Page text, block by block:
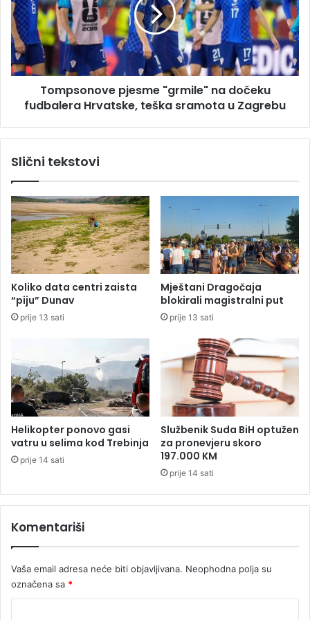
i
6
-
g
o
e
e
v
o
j
č
i
c
s
o
n
o
v
m
g
r
m
i
l
"
a
č
e
k
u
l
r
r
v
a
Tompsonove pjesme "grmile" na dočeku
fudbalera Hrvatske, teška sramota u Zagrebu
Slični tekstovi
Koliko data centri zaista
“piju” Dunav
prije 13 sati
Mještani Dragočaja
blokirali magistralni put
prije 13 sati
Helikopter ponovo gasi
vatru u selima kod Trebinja
prije 14 sati
Službenik Suda BiH optužen
za pronevjeru skoro
197.000 KM
prije 14 sati
Komentariši
Vaša email adresa neće biti objavljivana. Neophodna polja su
označena sa *